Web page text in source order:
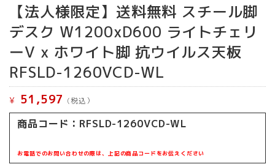
【法人様限定】送料無料 スチール脚
デスク W1200xD600 ライトチェリ
ーV x ホワイト脚 抗ウイルス天板
RFSLD-1260VCD-WL
¥ 51,597 (税込）
商品コード：RFSLD-1260VCD-WL
お電話でのお問い合わせの際は、上記の商品コードをお伝えください